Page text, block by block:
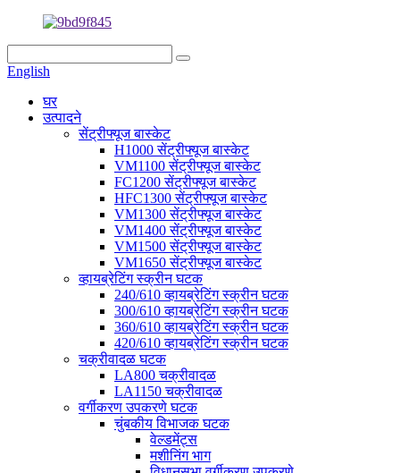
English
घर
उत्पादने
सेंट्रीफ्यूज बास्केट
H1000 सेंट्रीफ्यूज बास्केट
VM1100 सेंट्रीफ्यूज बास्केट
FC1200 सेंट्रीफ्यूज बास्केट
HFC1300 सेंट्रीफ्यूज बास्केट
VM1300 सेंट्रीफ्यूज बास्केट
VM1400 सेंट्रीफ्यूज बास्केट
VM1500 सेंट्रीफ्यूज बास्केट
VM1650 सेंट्रीफ्यूज बास्केट
व्हायब्रेटिंग स्क्रीन घटक
240/610 व्हायब्रेटिंग स्क्रीन घटक
300/610 व्हायब्रेटिंग स्क्रीन घटक
360/610 व्हायब्रेटिंग स्क्रीन घटक
420/610 व्हायब्रेटिंग स्क्रीन घटक
चक्रीवादळ घटक
LA800 चक्रीवादळ
LA1150 चक्रीवादळ
वर्गीकरण उपकरणे घटक
चुंबकीय विभाजक घटक
वेल्डमेंट्स
मशीनिंग भाग